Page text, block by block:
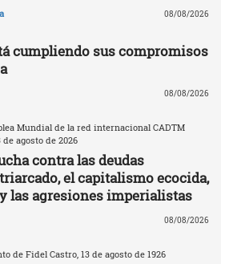
08/08/2026
cumpliendo sus compromisos
08/08/2026
Mundial de la red internacional CADTM
agosto de 2026
contra las deudas
el capitalismo ecocida,
las agresiones imperialistas
08/08/2026
de Fidel Castro, 13 de agosto de 1926